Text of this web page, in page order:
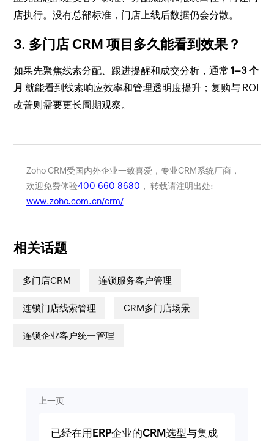
店执行。没有总部标准，门店上线后数据仍会分散。
3. 多门店 CRM 项目多久能看到效果？
如果先聚焦线索分配、跟进提醒和成交分析，通常1–3 个
月 就能看到线索响应效率和管理透明度提升；复购与 ROI
改善则需要更长周期观察。
Zoho CRM受国内外企业一致喜爱，专业CRM系统厂商，
欢迎免费体验400-660-8680 ， 转载请注明出处:
www.zoho.com.cn/crm/
相关话题
多门店CRM 连锁服务客户管理
连锁门店线索管理 CRM多门店场景
连锁企业客户统一管理
上一页
已经在用ERP企业的CRM选型与集成